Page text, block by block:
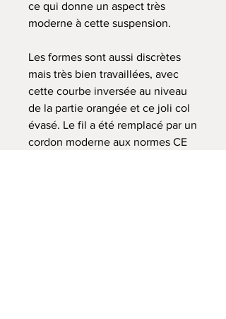
ce qui donne un aspect très
moderne à cette suspension.
Les formes sont aussi discrètes
mais très bien travaillées, avec
cette courbe inversée au niveau
de la partie orangée et ce joli col
évasé. Le fil a été remplacé par un
cordon moderne aux normes CE